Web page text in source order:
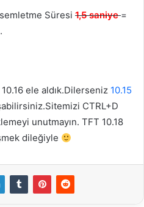
Süresi 1,5 saniye =
ele aldık.Dilerseniz 10.15
CTRL+D
unutmayın. TFT 10.18
dileğiyle